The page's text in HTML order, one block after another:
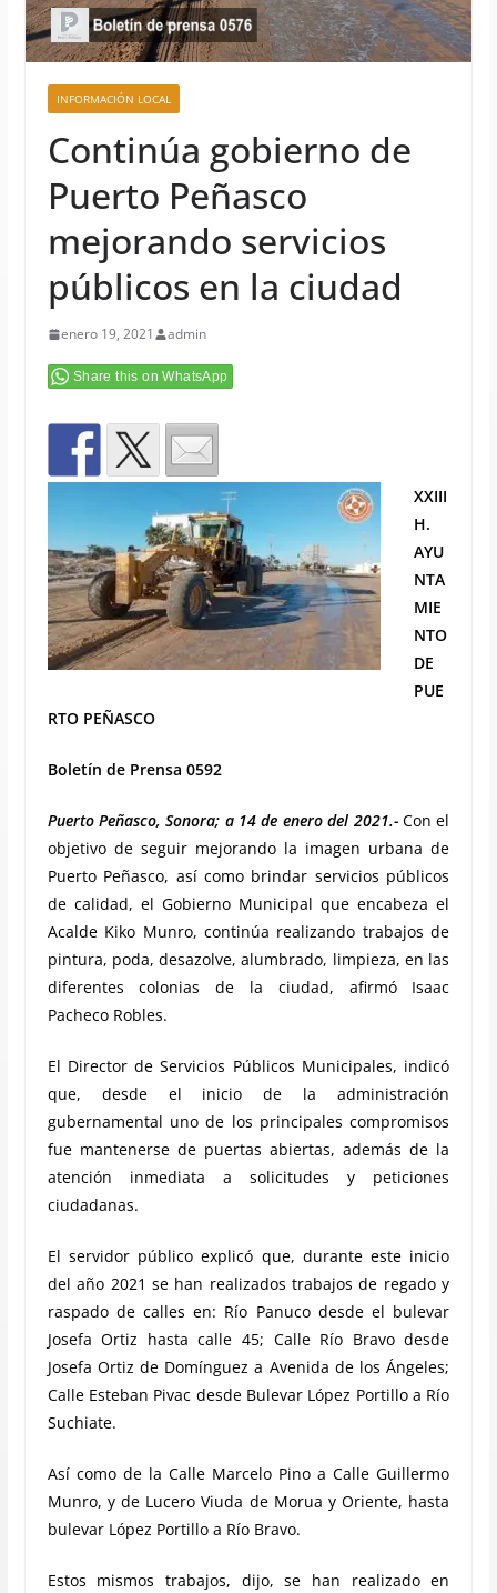
INFORMACIÓN LOCAL
Continúa gobierno de
Puerto Peñasco
mejorando servicios
públicos en la ciudad
enero 19, 2021 admin
Share this on WhatsApp
XXIII
H.
AYU
NTA
MIE
NTO
DE
PUE
RTO PEÑASCO
Boletín de Prensa 0592
Puerto Peñasco, Sonora; a 14 de enero del 2021.-Con el
objetivo de seguir mejorando la imagen urbana de
Puerto Peñasco, así como brindar servicios públicos
de calidad, el Gobierno Municipal que encabeza el
Acalde Kiko Munro, continúa realizando trabajos de
pintura, poda, desazolve, alumbrado, limpieza, en las
diferentes colonias de la ciudad, afirmó Isaac
Pacheco Robles.
El Director de Servicios Públicos Municipales, indicó
que, desde el inicio de la administración
gubernamental uno de los principales compromisos
fue mantenerse de puertas abiertas, además de la
atención inmediata a solicitudes y peticiones
ciudadanas.
El servidor público explicó que, durante este inicio
del año 2021 se han realizados trabajos de regado y
raspado de calles en: Río Panuco desde el bulevar
Josefa Ortiz hasta calle 45; Calle Río Bravo desde
Josefa Ortiz de Domínguez a Avenida de los Ángeles;
Calle Esteban Pivac desde Bulevar López Portillo a Río
Suchiate.
Así como de la Calle Marcelo Pino a Calle Guillermo
Munro, y de Lucero Viuda de Morua y Oriente, hasta
bulevar López Portillo a Río Bravo.
Estos mismos trabajos, dijo, se han realizado en